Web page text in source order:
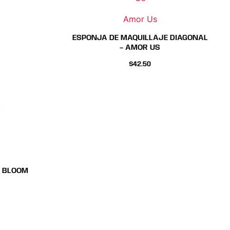
Amor Us
ESPONJA DE MAQUILLAJE DIAGONAL
– AMOR US
$42.50